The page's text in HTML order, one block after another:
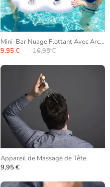
Mini-Bar Nuage Flottant Avec Arc-En-Ciel
9,95 €
16,95 €
Appareil de Massage de Tête
9,95 €